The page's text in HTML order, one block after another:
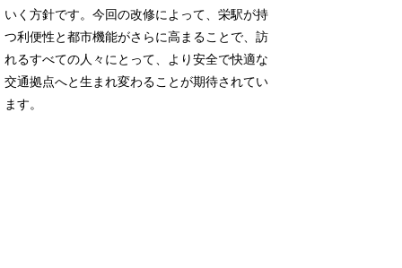
いく方針です。今回の改修によって、栄駅が持
つ利便性と都市機能がさらに高まることで、訪
れるすべての人々にとって、より安全で快適な
交通拠点へと生まれ変わることが期待されてい
ます。